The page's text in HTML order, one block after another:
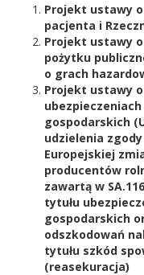
Projekt ustawy
pacjenta i
Projekt ustawy
pożytku
o grach
Projekt ustawy
gospodarskich
udzielenia
Europejskiej
producentów
zawartą w
tytułu
gospodarskich
odszkodowań
tytułu szkód
(reasekuracja)